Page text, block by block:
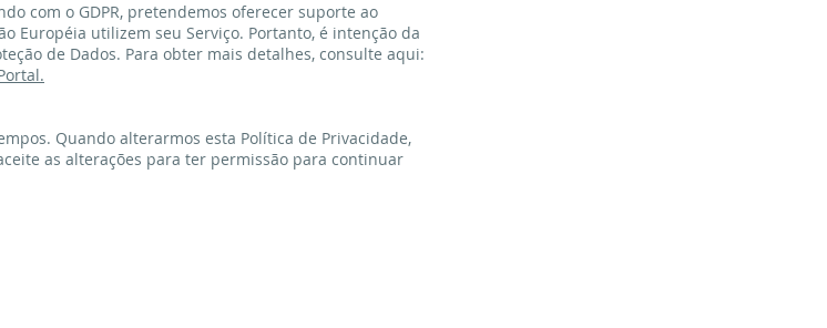
com o GDPR, pretendemos oferecer suporte ao
Européia utilizem seu Serviço. Portanto, é intenção da
de Dados. Para obter mais detalhes, consulte aqui:
Quando alterarmos esta Política de Privacidade,
as alterações para ter permissão para continuar